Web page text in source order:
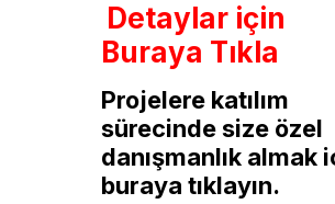
Detaylar için
Buraya Tıkla
Projelere katılım
sürecinde size özel
danışmanlık almak
buraya tıklayın.